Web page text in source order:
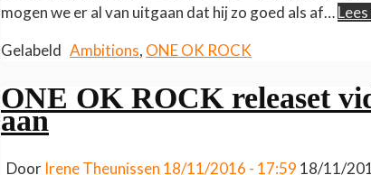
mogen we er al van uitgaan dat hij zo goed als af…
Gelabeld Ambitions, ONE OK ROCK
ONE OK ROCK releaset
aan
Door Irene Theunissen 18/11/2016 - 17:59 18/11/